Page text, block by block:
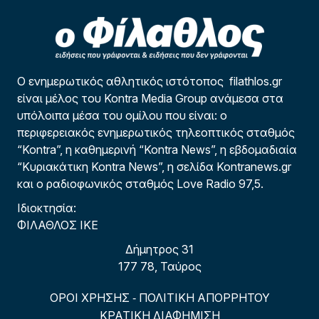
Ο ενημερωτικός αθλητικός ιστότοπος filathlos.gr
είναι μέλος του Kontra Media Group ανάμεσα στα
υπόλοιπα μέσα του ομίλου που είναι: ο
περιφερειακός ενημερωτικός τηλεοπτικός σταθμός
“Kontra”, η καθημερινή “Kontra News”, η εβδομαδιαία
“Κυριακάτικη Kontra News”, η σελίδα Kontranews.gr
και ο ραδιοφωνικός σταθμός Love Radio 97,5.
Ιδιοκτησία:
ΦΙΛΑΘΛΟΣ ΙΚΕ
Δήμητρος 31
177 78, Ταύρος
ΟΡΟΙ ΧΡΗΣΗΣ - ΠΟΛΙΤΙΚΗ ΑΠΟΡΡΗΤΟΥ
ΚΡΑΤΙΚΗ ΔΙΑΦΗΜΙΣΗ